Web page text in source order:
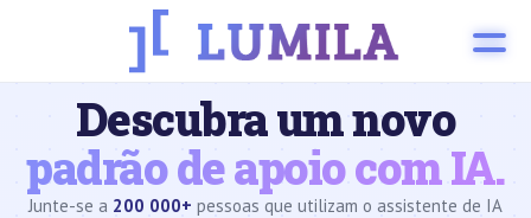
Descubra um novo
padrão de apoio com IA.
Junte-se a 200 000+ pessoas que utilizam o assistente de IA